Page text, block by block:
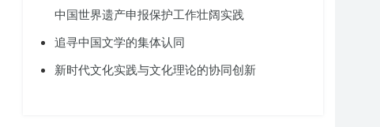
中国世界遗产申报保护工作壮阔实践
追寻中国文学的集体认同
新时代文化实践与文化理论的协同创新